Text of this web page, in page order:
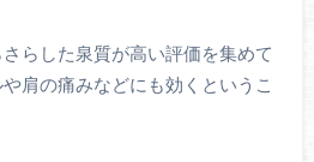
らした泉質が高い評価を集めて
肩の痛みなどにも効くというこ